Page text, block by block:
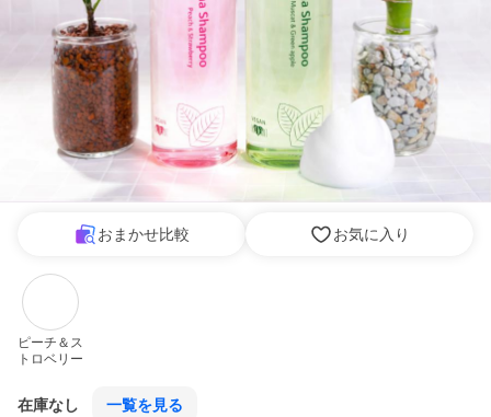
おまかせ比較 お気に入り
ピーチ＆ス
トロベリー
在庫なし 一覧を見る